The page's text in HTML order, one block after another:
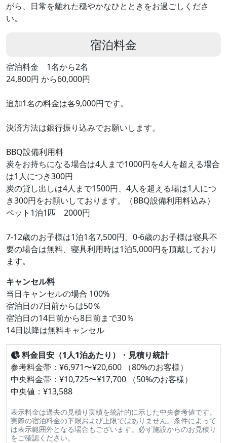
がら、日常を離れた穏やかなひとときをお過ごしくださ
い。
宿泊料金
宿泊料金 1名から2名
24,800円 から60,000円
追加1名の料金は各9,000円です。
決済方法は銀行振り込みでお願いします。
BBQ設備利用料
炭をお持ちになる場合は4人まで1000円を4人を超える場合
は1人につき300円
炭の貸し出しは4人まで1500円、4人を超える場は1人につ
き300円をお願いしております。（BBQ設備利用料込み）
ペット1泊1匹 2000円
7-12歳のお子様は1泊1名7,500円、0-6歳のお子様は寝具不
要の場合は無料、寝具利用時は1泊5,000円を頂戴しており
ます。
キャンセル料
当日キャンセルの場合 100%
宿泊日の7日前からは50％
宿泊日の14日前から8日前まで30％
14日以降は無料キャンセル
料金目安（1人1泊あたり）・見積り統計
参考料金帯：¥6,971〜¥20,600 （80%のお客様）
中央料金帯：¥10,725〜¥17,700 （50%のお客様）
中央値：¥13,588
表示料金は過去の見積り実績を統計的に示した中央参考値です。
実際の宿泊料金の下限および上限ではありません。条件によって
は表示範囲外となる場合もございます。必ず施設からのお見積り
をご確認ください。